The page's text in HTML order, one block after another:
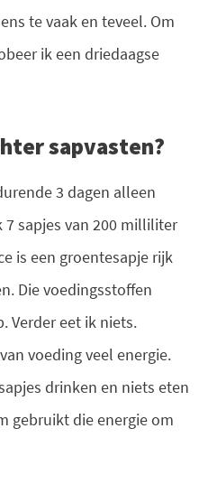
te vaak en teveel. Om
ik een driedaagse
sapvasten?
3 dagen alleen
sapjes van 200 milliliter
is een groentesapje rijk
Die voedingsstoffen
Verder eet ik niets.
voeding veel energie.
drinken en niets eten
gebruikt die energie om